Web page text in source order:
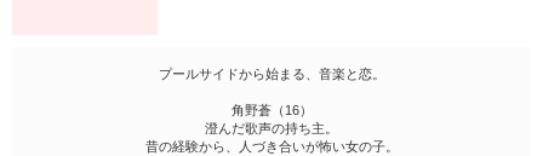
プールサイドから始まる、音楽と恋。
角野蒼（16）
澄んだ歌声の持ち主。
昔の経験から、人づき合いが怖い女の子。